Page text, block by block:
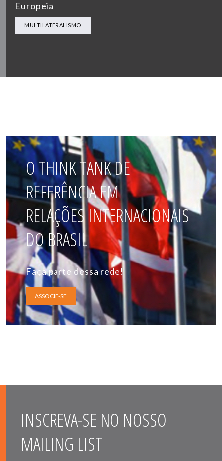
Europeia
MULTILATERALISMO
O THINK TANK DE
REFERÊNCIA EM
RELAÇÕES INTERNACIONAIS
DO BRASIL
Faça parte dessa rede!
ASSOCIE-SE
INSCREVA-SE NO NOSSO
MAILING LIST